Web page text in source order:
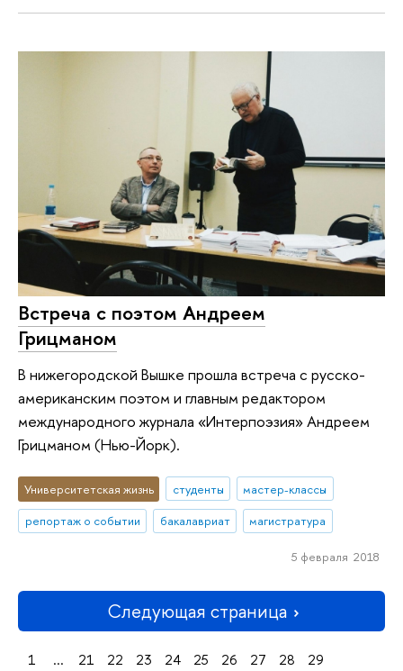
Встреча с поэтом Андреем
Грицманом
В нижегородской Вышке прошла встреча с русско-
американским поэтом и главным редактором
международного журнала «Интерпоэзия» Андреем
Грицманом (Нью-Йорк).
Университетская жизнь студенты
мастер-классы
репортаж о событии
бакалавриат магистратура
5 февраля 2018
Следующая страница
1 ... 21 22 23 24 25 26 27 28
29